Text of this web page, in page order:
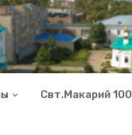
Свт.Макарий 100